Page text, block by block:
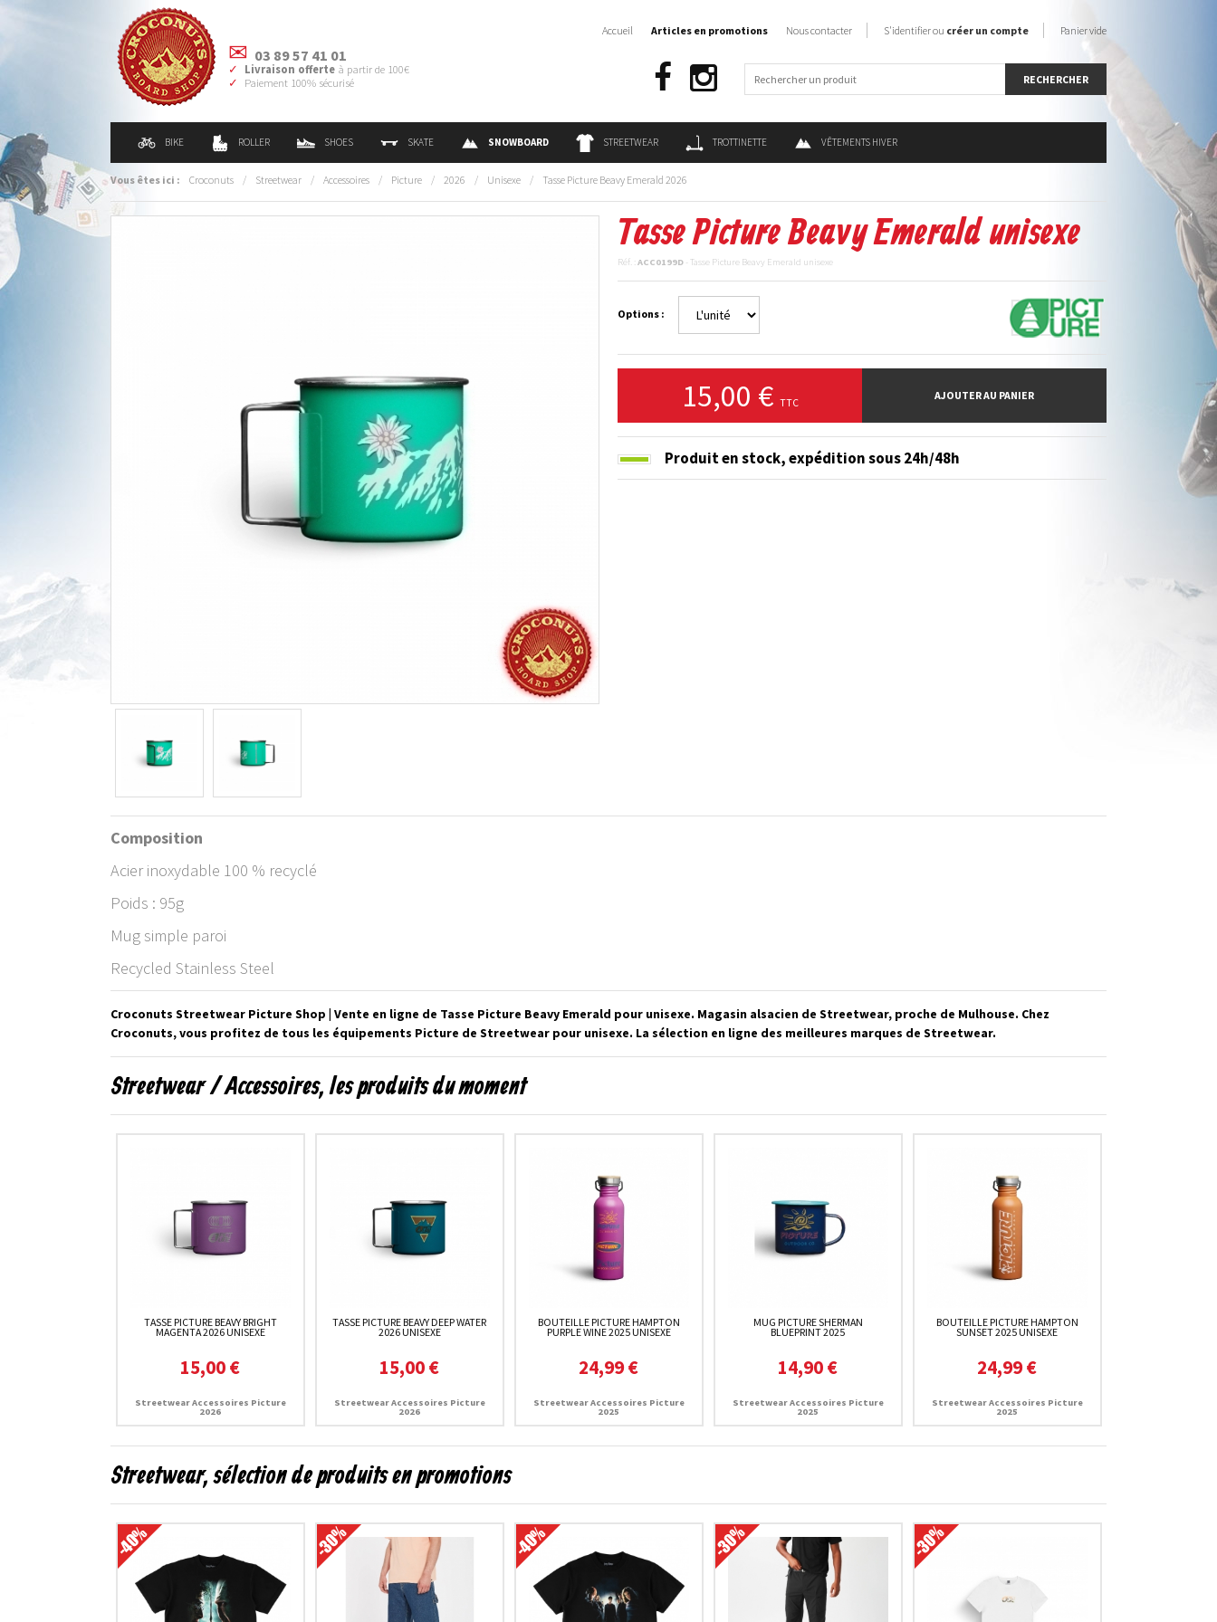
03 89 57 41 01
Livraison offerte à partir de 100€
Paiement 100% sécurisé
BIKE ROLLER SHOES SKATE SNOWBOARD STREETWEAR TROTTINETTE VÊTEMENTS HIVER
Accueil Articles en promotions Nous contacter S'identifier ou créer un compte Panier vide
Vous êtes ici : Croconuts / Streetwear / Accessoires / Picture / 2026 / Unisexe / Tasse Picture Beavy Emerald 2026
Tasse Picture Beavy Emerald unisexe
Réf. :ACC0199D - Tasse Picture Beavy Emerald unisexe
Options :
15,00 € TTC
AJOUTER AU PANIER
Produit en stock,expédition sous 24h/48h
Composition
Acier inoxydable 100 % recyclé
Poids : 95g
Mug simple paroi
Recycled Stainless Steel
Croconuts Streetwear Picture Shop | Vente en ligne de Tasse Picture Beavy Emerald pour unisexe. Magasin alsacien de Streetwear, proche de Mulhouse. Chez
Croconuts, vous profitez de tous les équipements Picture de Streetwear pour unisexe. La sélection en ligne des meilleures marques de Streetwear.
Streetwear / Accessoires, les produits du moment
TASSE PICTURE BEAVY BRIGHT
MAGENTA 2026 UNISEXE
15,00 €
Streetwear Accessoires Picture
2026
TASSE PICTURE BEAVY DEEP WATER
2026 UNISEXE
15,00 €
Streetwear Accessoires Picture
2026
BOUTEILLE PICTURE HAMPTON
PURPLE WINE 2025 UNISEXE
24,99 €
Streetwear Accessoires Picture
2025
MUG PICTURE SHERMAN
BLUEPRINT 2025
14,90 €
Streetwear Accessoires Picture
2025
BOUTEILLE PICTURE HAMPTON
SUNSET 2025 UNISEXE
24,99 €
Streetwear Accessoires Picture
2025
Streetwear, sélection de produits en promotions